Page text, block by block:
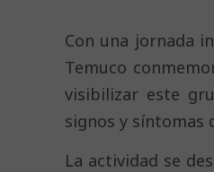
Con una jornada
Temuco
visibilizar este
signos y síntomas
La actividad se